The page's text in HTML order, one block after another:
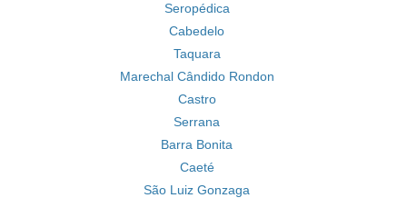
Seropédica
Cabedelo
Taquara
Marechal Cândido Rondon
Castro
Serrana
Barra Bonita
Caeté
São Luiz Gonzaga